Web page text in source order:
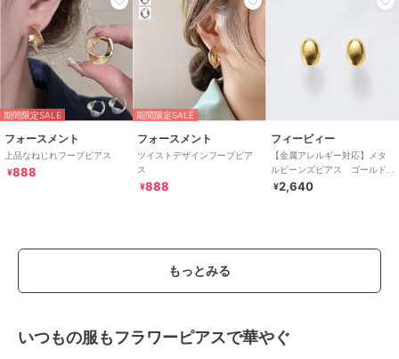
期間限定SALE
フォースメント
上品なねじれフープピアス
¥888
期間限定SALE
フォースメント
ツイストデザインフープピア
ス
¥888
フィービィー
【金属アレルギー対応】メタ
ルビーンズピアス ゴールド/
サージカルステンレス
¥2,640
もっとみる
いつもの服もフラワーピアスで華やぐ